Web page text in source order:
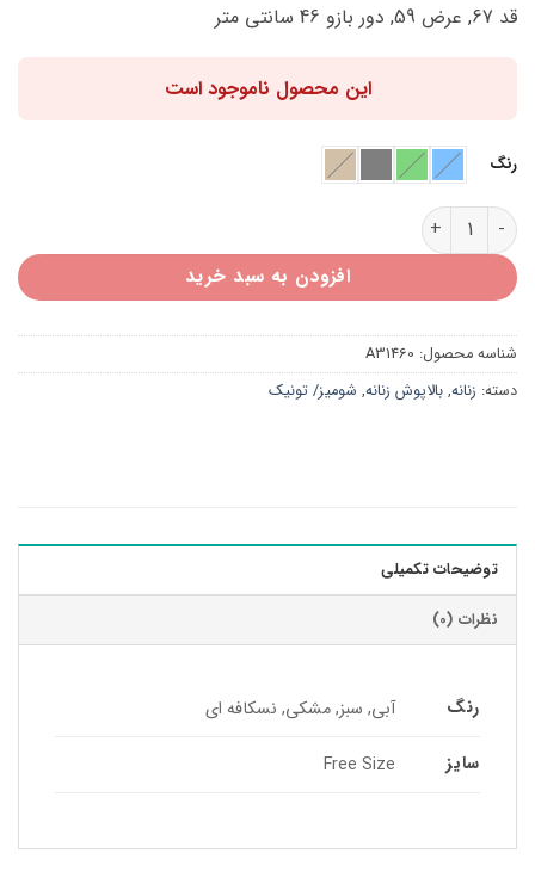
قد 67, عرض 59, دور بازو 46 سانتی متر
این محصول ناموجود است
رنگ
شومیز لینن طرح دار A31460 عدد
افزودن به سبد خرید
شناسه محصول: A31460
دسته: زنانه, بالاپوش زنانه, شومیز/ تونیک
توضیحات تکمیلی
نظرات (0)
رنگ آبی, سبز, مشکی, نسکافه ای
سایز Free Size